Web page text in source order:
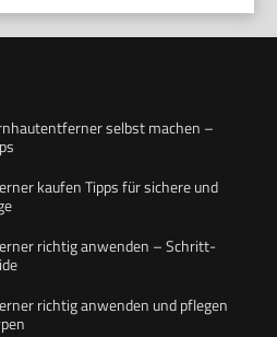
selbst machen –
kaufen Tipps für sichere und
richtig anwenden – Schritt-
richtig anwenden und pflegen